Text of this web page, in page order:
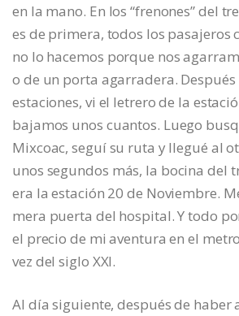
en la mano. En los “frenones” del
es de primera, todos los pasajeros
no lo hacemos porque nos
o de un porta agarradera. Después
estaciones, vi el letrero de la
bajamos unos cuantos. Luego
Mixcoac, seguí su ruta y llegué al
unos segundos más, la bocina del
era la estación 20 de Noviembre.
mera puerta del hospital. Y todo
el precio de mi aventura en el
vez del siglo XXI.
Al día siguiente, después de haber